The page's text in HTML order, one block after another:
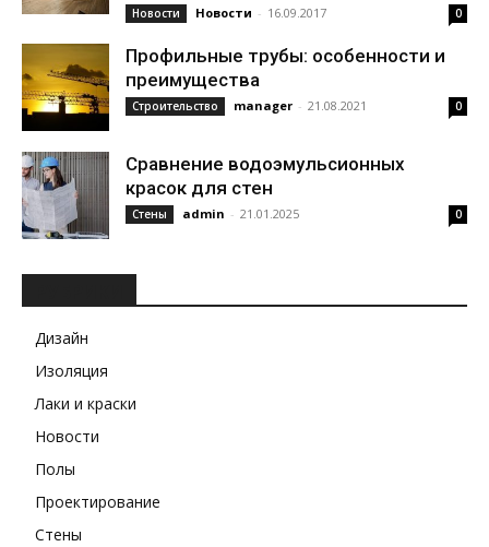
Новости Новости - 16.09.2017 0
Профильные трубы: особенности и
преимущества
Строительство manager - 21.08.2021 0
Сравнение водоэмульсионных
красок для стен
Стены admin - 21.01.2025 0
Дизайн
Изоляция
Лаки и краски
Новости
Полы
Проектирование
Стены